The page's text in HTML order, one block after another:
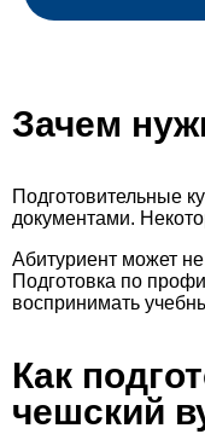
Зачем
Подготовительные
документами.
Абитуриент может
Подготовка по
воспринимать
Как
чешский